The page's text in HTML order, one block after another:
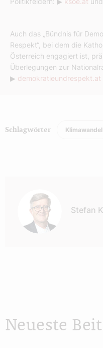
Auch das „Bündnis für
Respekt“, bei dem die
Österreich engagiert ist,
Überlegungen zur
▶ demokratieundrespekt.at
Schlagwörter Klimawandel
Stefan
Neueste